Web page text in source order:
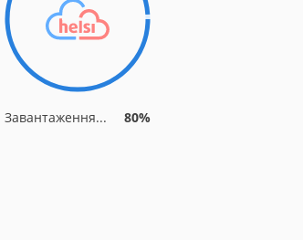
Завантаження... 80%